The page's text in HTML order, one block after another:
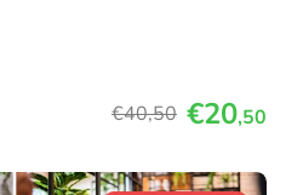
€40,50 €20,50